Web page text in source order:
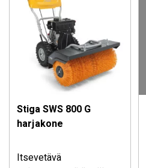
Stiga SWS 800 G
harjakone
Itsevetävä